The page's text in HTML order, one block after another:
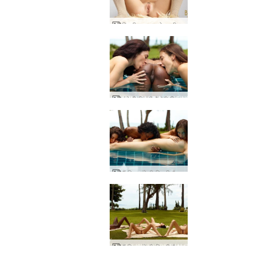
किकी मन उड़ाने वाली सुंदरता
एंजेली किकी वैलेरी चिढ़ा तिकड़ी
कैंडिस एंगेली किकी वैलेरी स्लीपिंग ब्यूटी
कैंडिस एंगेली किकी वैलेरी थाई गार्डन